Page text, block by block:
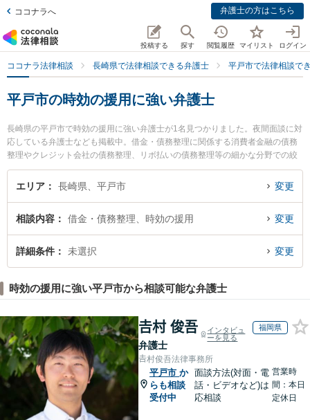
ココナラへ 弁護士の方はこちら
投稿する 探す 閲覧履歴 マイリスト ログイン
ココナラ法律相談 長崎県で法律相談できる弁護士 平戸市で法律相談で
平戸市の時効の援用に強い弁護士
長崎県の平戸市で時効の援用に強い弁護士が1名見つかりました。夜間面談に対
応している弁護士なども掲載中。借金・債務整理に関係する消費者金融の債務
整理やクレジット会社の債務整理、リボ払いの債務整理等の細かな分野での絞
り込み検索もでき便利です。特に飛鸞ひまわり基金法律事務所の小林 洋介弁護
士のプロフィール情報や弁護士費用、強みなどが注目されています。『平戸市
『初回相談無料で時効の援用を法律相談できる平戸市内の弁護士に相談予約し
たい』などでお困りの相談者さんにおすすめです。
エリア 長崎県、平戸市 変更
相談内容 借金・債務整理、時効の援用 変更
詳細条件 未選択 変更
時効の援用に強い平戸市から相談可能な弁護士
𠮷村 俊吾
弁護士
インタビュ
ーを見る
福岡県
𠮷村俊吾法律事務所
平戸市 か
らも相談
受付中
面談方法(対面・電
話・ビデオなど)は
応相談
営業時
間：本日
定休日